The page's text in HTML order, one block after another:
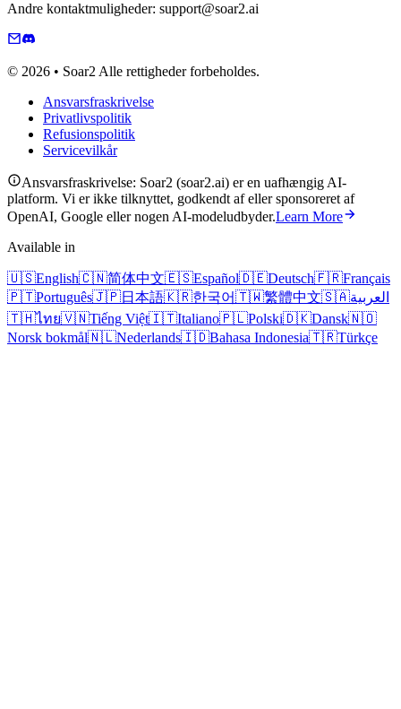
Andre kontaktmuligheder: support@soar2.ai
© 2026 • Soar2 Alle rettigheder forbeholdes.
Ansvarsfraskrivelse
Privatlivspolitik
Refusionspolitik
Servicevilkår
Ansvarsfraskrivelse: Soar2 (soar2.ai) er en uafhængig AI-
platform. Vi er ikke tilknyttet, godkendt af eller sponsoreret af
OpenAI, Google eller nogen AI-modeludbyder.Learn More
Available in
🇺🇸English🇨🇳简体中文🇪🇸Español🇩🇪Deutsch🇫🇷Français
🇵🇹Português🇯🇵日本語🇰🇷한국어🇹🇼繁體中文🇸🇦العربية
🇹🇭ไทย🇻🇳Tiếng Việt🇮🇹Italiano🇵🇱Polski🇩🇰Dansk🇳🇴
Norsk bokmål🇳🇱Nederlands🇮🇩Bahasa Indonesia🇹🇷Türkçe